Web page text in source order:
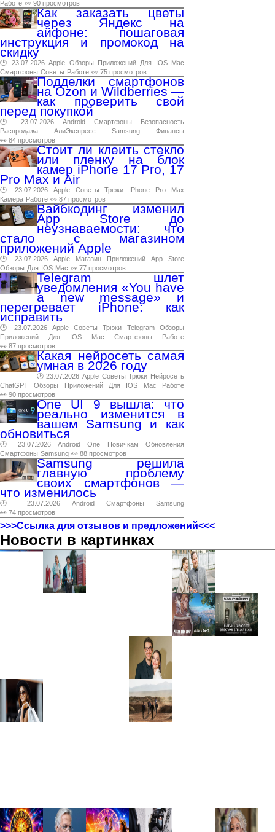
Работе 👀 90 просмотров
Как заказать цветы
через Яндекс на
айфоне: пошаговая
инструкция и промокод на
скидку
🕑 23.07.2026 Apple Обзоры Приложений Для IOS
Mac
Смартфоны Советы Работе 👀 75 просмотров
Подделки смартфонов
на Ozon и Wildberries —
как проверить свой
перед покупкой
🕑 23.07.2026 Android Смартфоны
Безопасность
Распродажа
АлиЭкспресс Samsung
Финансы
👀 84 просмотров
Стоит ли клеить стекло
или пленку на блок
камер iPhone 17 Pro, 17
Pro Max и Air
🕑 23.07.2026 Apple Советы Трюки IPhone Pro
Max
Камера Работе 👀 87 просмотров
Вайбкодинг изменил
App Store до
неузнаваемости: что
стало с магазином
приложений Apple
🕑 23.07.2026 Apple Магазин Приложений App
Store
Обзоры Для IOS Mac 👀 77 просмотров
Telegram шлет
уведомления «You have
a new message» и
перегревает iPhone: как
исправить
🕑 23.07.2026 Apple Советы Трюки Telegram
Обзоры
Приложений
Для IOS Mac Смартфоны
Работе
👀 87 просмотров
Какая нейросеть самая
умная в 2026 году
🕑 23.07.2026 Apple Советы Трюки Нейросеть
ChatGPT
Обзоры Приложений Для IOS Mac
Работе
👀 90 просмотров
One UI 9 вышла: что
реально изменится в
вашем Samsung и как
обновиться
🕑 23.07.2026 Android One Новичкам
Обновления
Смартфоны Samsung 👀 88 просмотров
Samsung решила
главную проблему
своих смартфонов —
что изменилось
🕑 23.07.2026 Android Смартфоны
Samsung
👀 74 просмотров
>>>Ссылка для отзывов и предложений<<<
Новости в картинках